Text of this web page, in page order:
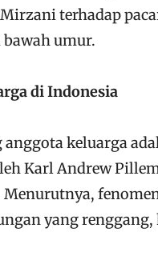
terhadap
umur.
di Indonesia
anggota keluarga
Karl Andrew
yang